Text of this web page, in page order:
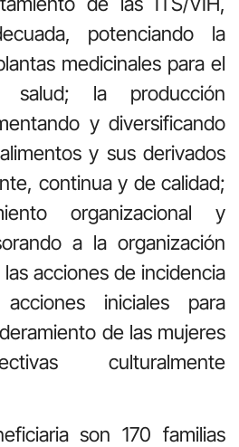
potenciando la
medicinales para el
la producción
y diversificando
y sus derivados
continua y de calidad;
organizacional y
a la organización
acciones de incidencia
iniciales para
de las mujeres
culturalmente
son 170 familias